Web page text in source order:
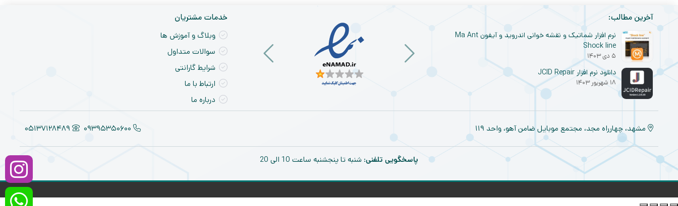
آخرین مطالب:
نرم افزار شماتیک و نقشه خوانی اندروید و آیفون Ma Ant
Shock line
۵ دی ۱۴۰۳
دانلود نرم افزار JCID Repair
۱۸ شهریور ۱۴۰۳
خدمات مشتریان
وبلاگ و آموزش ها
سوالات متداول
شرایط گارانتی
ارتباط با ما
درباره ما
مشهد، چهارراه مجد، مجتمع موبایل ضامن آهو، واحد ۱۱۹ 09395350600
05137128489
پاسخگویی تلفنی: شنبه تا پنجشنبه ساعت 10 الی 20